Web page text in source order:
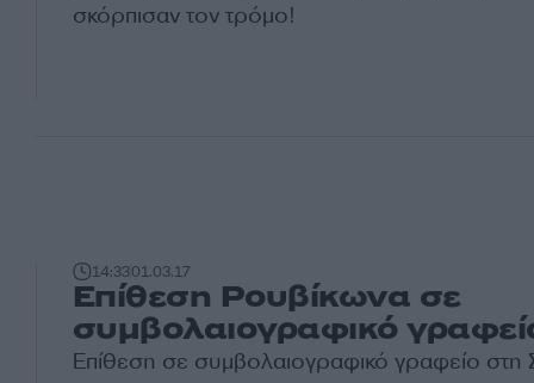
σκόρπισαν τον τρόμο!
14:3301.03.17
Επίθεση Ρουβίκωνα σε
συμβολαιογραφικό
Επίθεση σε συμβολαιογραφικό γραφείο